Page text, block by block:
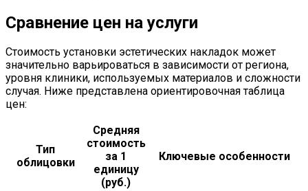
Сравнение цен на услуги
Стоимость установки эстетических накладок может
значительно варьироваться в зависимости от региона,
уровня клиники, используемых материалов и сложности
случая. Ниже представлена ориентировочная таблица
цен:
Тип
облицовки
Средняя
стоимость
за 1
единицу
(руб.)
Ключевые особенности